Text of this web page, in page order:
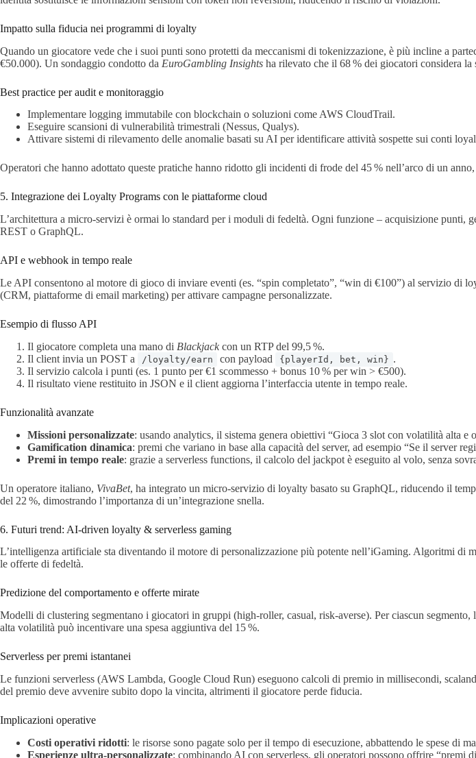
Impatto sulla fiducia nei programmi di loyalty
Quando un giocatore vede che i suoi punti sono protetti da meccanismi di tokenizzazione, è più incline a
€50.000). Un sondaggio condotto da EuroGambling Insights ha rilevato che il 68 % dei giocatori considera
Best practice per audit e monitoraggio
Implementare logging immutabile con blockchain o soluzioni come AWS CloudTrail.
Eseguire scansioni di vulnerabilità trimestrali (Nessus, Qualys).
Attivare sistemi di rilevamento delle anomalie basati su AI per identificare attività sospette sui conti
Operatori che hanno adottato queste pratiche hanno ridotto gli incidenti di frode del 45 % nell’arco di un
5. Integrazione dei Loyalty Programs con le piattaforme cloud
L’architettura a micro‑servizi è ormai lo standard per i moduli di fedeltà. Ogni funzione – acquisizione
REST o GraphQL.
API e webhook in tempo reale
Le API consentono al motore di gioco di inviare eventi (es. “spin completato”, “win di €100”) al servizio di
(CRM, piattaforme di email marketing) per attivare campagne personalizzate.
Esempio di flusso API
Il giocatore completa una mano di Blackjack con un RTP del 99,5 %.
Il client invia un POST a
/loyalty/earn con payload {playerId, bet, win} .
Il servizio calcola i punti (es. 1 punto per €1 scommesso + bonus 10 % per win > €500).
Il risultato viene restituito in JSON e il client aggiorna l’interfaccia utente in tempo reale.
Funzionalità avanzate
Missioni personalizzate: usando analytics, il sistema genera obiettivi “Gioca 3 slot con volatilità alta e
Gamification dinamica: premi che variano in base alla capacità del server, ad esempio “Se il server
Premi in tempo reale: grazie a serverless functions, il calcolo del jackpot è eseguito al volo, senza
Un operatore italiano, VivaBet, ha integrato un micro‑servizio di loyalty basato su GraphQL, riducendo il
del 22 %, dimostrando l’importanza di un’integrazione snella.
6. Futuri trend: AI‑driven loyalty & serverless gaming
L’intelligenza artificiale sta diventando il motore di personalizzazione più potente nell’iGaming. Algoritmi
le offerte di fedeltà.
Predizione del comportamento e offerte mirate
Modelli di clustering segmentano i giocatori in gruppi (high‑roller, casual, risk‑averse). Per ciascun
alta volatilità può incentivare una spesa aggiuntiva del 15 %.
Serverless per premi istantanei
Le funzioni serverless (AWS Lambda, Google Cloud Run) eseguono calcoli di premio in millisecondi,
del premio deve avvenire subito dopo la vincita, altrimenti il giocatore perde fiducia.
Implicazioni operative
Costi operativi ridotti: le risorse sono pagate solo per il tempo di esecuzione, abbattendo le spese di
Esperienze ultra‑personalizzate: combinando AI con serverless, gli operatori possono offrire “premi